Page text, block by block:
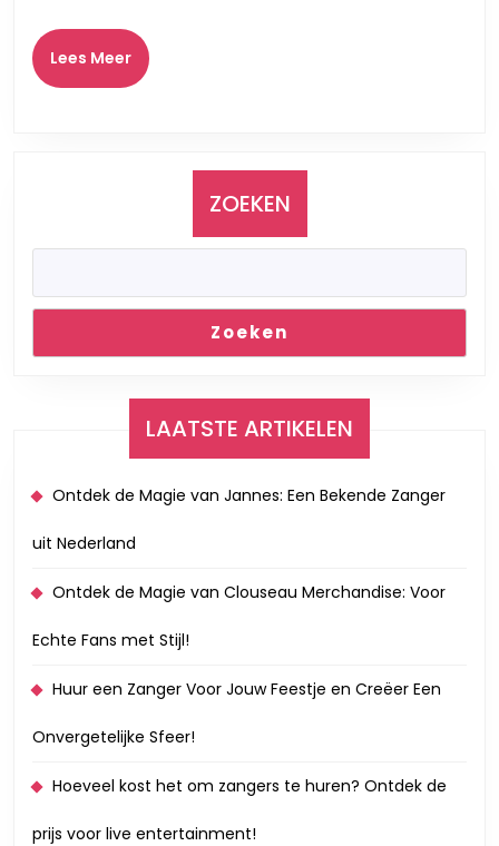
Lees MeerLees
Meer
ZOEKEN
Zoeken
LAATSTE ARTIKELEN
Ontdek de Magie van Jannes: Een Bekende Zanger
uit Nederland
Ontdek de Magie van Clouseau Merchandise: Voor
Echte Fans met Stijl!
Huur een Zanger Voor Jouw Feestje en Creëer Een
Onvergetelijke Sfeer!
Hoeveel kost het om zangers te huren? Ontdek de
prijs voor live entertainment!